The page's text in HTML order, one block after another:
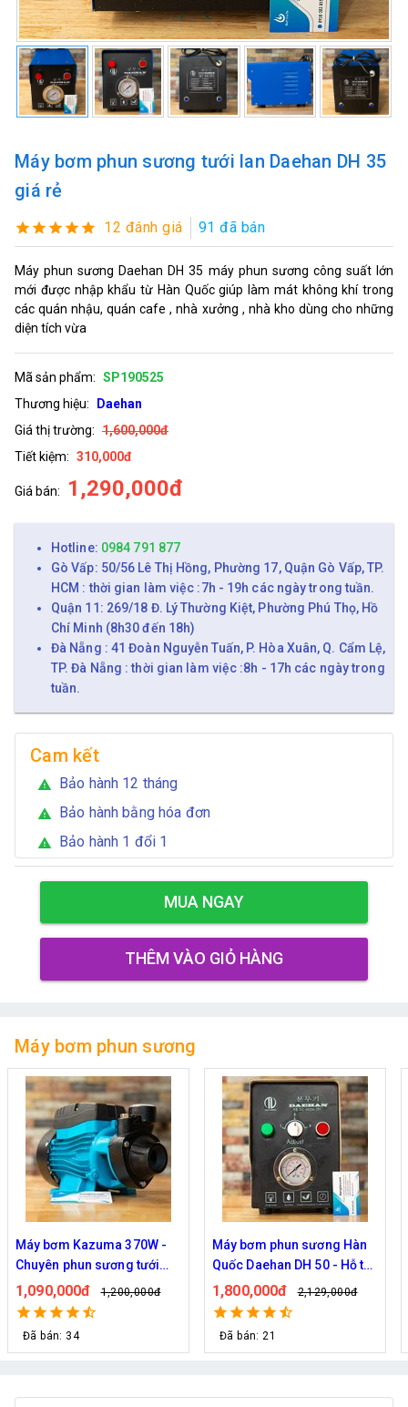
Máy bơm phun sương tưới lan Daehan DH 35
giá rẻ
12 đánh giá 91 đã bán
Máy phun sương Daehan DH 35 máy phun sương công suất lớn
mới được nhập khẩu từ Hàn Quốc giúp làm mát không khí trong
các quán nhậu, quán cafe , nhà xưởng , nhà kho dùng cho những
diện tích vừa
Mã sản phẩm: SP190525
Thương hiệu:
Daehan
Giá thị trường: 1,600,000đ
Tiết kiệm: 310,000đ
Giá bán: 1,290,000đ
Hotline: 0984 791 877
Gò Vấp: 50/56 Lê Thị Hồng, Phường 17, Quận Gò Vấp, TP.
HCM : thời gian làm việc :7h - 19h các ngày trong tuần.
Quận 11: 269/18 Đ. Lý Thường Kiệt, Phường Phú Thọ, Hồ
Chí Minh (8h30 đến 18h)
Đà Nẵng : 41 Đoàn Nguyễn Tuấn, P. Hòa Xuân, Q. Cẩm Lệ,
TP. Đà Nẵng : thời gian làm việc :8h - 17h các ngày trong
tuần.
Cam kết
warning Bảo hành 12 tháng
warning Bảo hành bằng hóa đơn
warning Bảo hành 1 đổi 1
MUA NGAY
THÊM VÀO GIỎ HÀNG
Máy bơm phun sương
Máy bơm Kazuma 370W -
Chuyên phun sương tưới
cây
1,090,000đ 1,200,000đ
Đã bán: 34
Máy bơm phun sương Hàn
Quốc Daehan DH 50 - Hỗ trợ
từ 30 đến 50 béc phun
1,800,000đ 2,129,000đ
Đã bán: 21